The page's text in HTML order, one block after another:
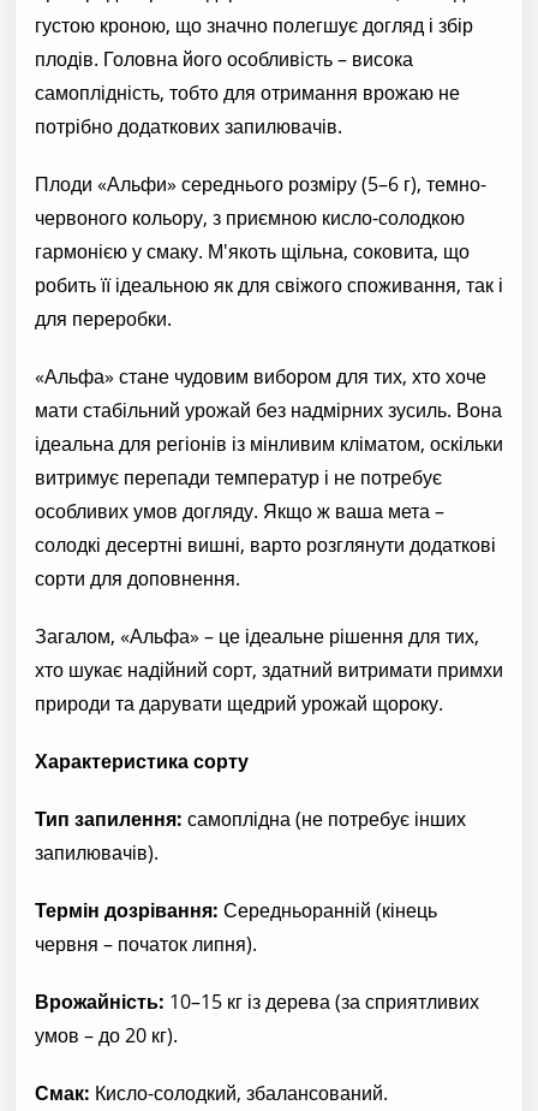
густою кроною, що значно полегшує догляд і збір
плодів. Головна його особливість – висока
самоплідність, тобто для отримання врожаю не
потрібно додаткових запилювачів.
Плоди «Альфи» середнього розміру (5–6 г), темно-
червоного кольору, з приємною кисло-солодкою
гармонією у смаку. М'якоть щільна, соковита, що
робить її ідеальною як для свіжого споживання, так і
для переробки.
«Альфа» стане чудовим вибором для тих, хто хоче
мати стабільний урожай без надмірних зусиль. Вона
ідеальна для регіонів із мінливим кліматом, оскільки
витримує перепади температур і не потребує
особливих умов догляду. Якщо ж ваша мета –
солодкі десертні вишні, варто розглянути додаткові
сорти для доповнення.
Загалом, «Альфа» – це ідеальне рішення для тих,
хто шукає надійний сорт, здатний витримати примхи
природи та дарувати щедрий урожай щороку.
Характеристика сорту
Тип запилення: самоплідна (не потребує інших
запилювачів).
Термін дозрівання: Середньоранній (кінець
червня – початок липня).
Врожайність: 10–15 кг із дерева (за сприятливих
умов – до 20 кг).
Смак: Кисло-солодкий, збалансований.